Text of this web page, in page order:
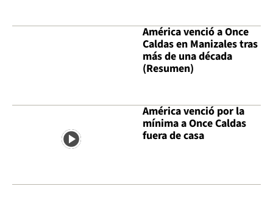
América venció a Once
Caldas en Manizales tras
más de una década
(Resumen)
América venció por la
mínima a Once Caldas
fuera de casa